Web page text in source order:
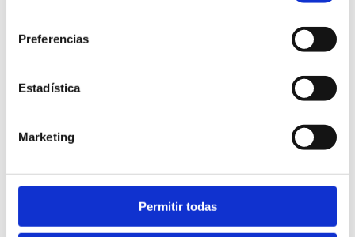
Preferencias
Estadística
Marketing
Permitir todas